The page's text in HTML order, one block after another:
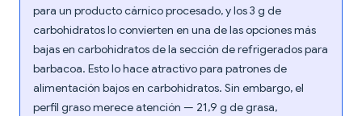
para un producto cárnico procesado, y los 3 g de
carbohidratos lo convierten en una de las opciones más
bajas en carbohidratos de la sección de refrigerados para
barbacoa. Esto lo hace atractivo para patrones de
alimentación bajos en carbohidratos. Sin embargo, el
perfil graso merece atención — 21,9 g de grasa,